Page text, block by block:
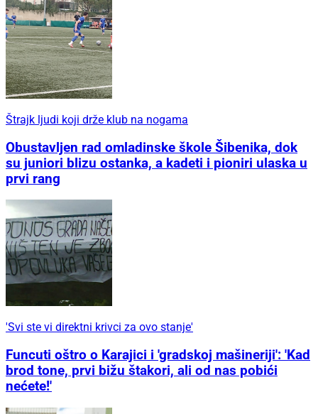
Štrajk ljudi koji drže klub na nogama
Obustavljen rad omladinske škole Šibenika, dok
su juniori blizu ostanka, a kadeti i pioniri ulaska u
prvi rang
'Svi ste vi direktni krivci za ovo stanje'
Funcuti oštro o Karajici i 'gradskoj mašineriji': 'Kad
brod tone, prvi bižu štakori, ali od nas pobići
nećete!'